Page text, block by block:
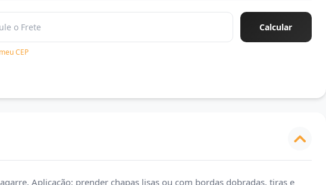
CEP
Aplicação: prender chapas lisas ou com bordas dobradas, tiras e